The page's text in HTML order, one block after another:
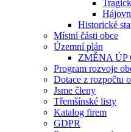
Historické
Místní části obce
Územní plán
ZMĚNA ÚP
Program rozvoje
Dotace z rozpočtu
Jsme členy
Třemšínské listy
Katalog firem
GDPR